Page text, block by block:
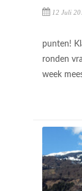
12 Juli
punten!
ronden
week